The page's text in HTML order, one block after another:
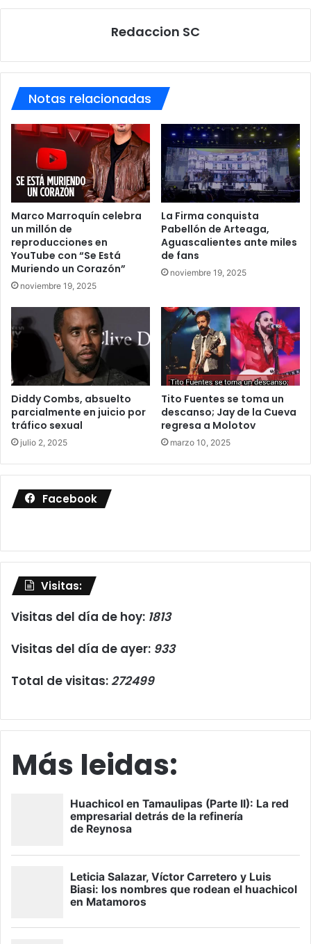
Redaccion SC
Notas relacionadas
Marco Marroquín celebra
un millón de
reproducciones en
YouTube con “Se Está
Muriendo un Corazón”
noviembre 19, 2025
La Firma conquista
Pabellón de Arteaga,
Aguascalientes ante miles
de fans
noviembre 19, 2025
Diddy Combs, absuelto
parcialmente en juicio por
tráfico sexual
julio 2, 2025
Tito Fuentes se toma un
descanso; Jay de la Cueva
regresa a Molotov
marzo 10, 2025
Facebook
Visitas:
Visitas del día de hoy: 1813
Visitas del día de ayer: 933
Total de visitas: 272499
Más leidas: